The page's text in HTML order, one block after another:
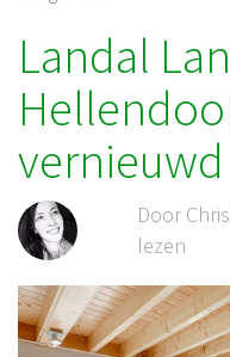
Landal
Door
lezen